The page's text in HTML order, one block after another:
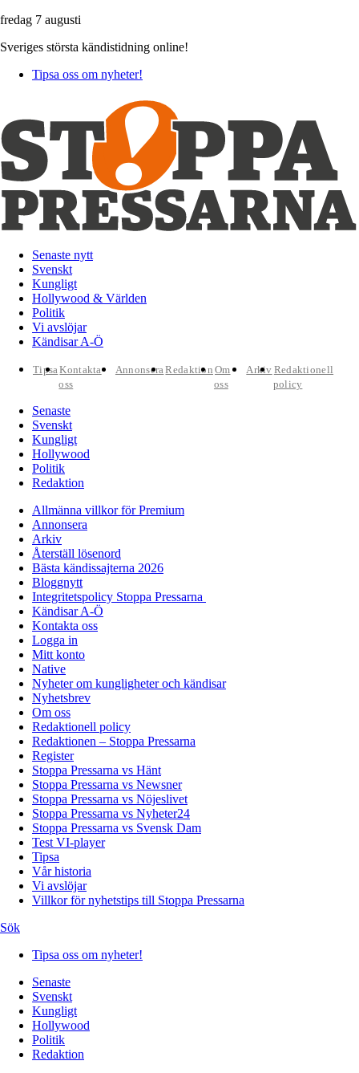
fredag 7 augusti
Sveriges största kändistidning online!
Tipsa oss om nyheter!
Senaste nytt
Svenskt
Kungligt
Hollywood & Världen
Politik
Vi avslöjar
Kändisar A-Ö
TipsaKontakta
oss
AnnonseraRedaktion Om
oss
Arkiv Redaktionell
policy
Senaste
Svenskt
Kungligt
Hollywood
Politik
Redaktion
Allmänna villkor för Premium
Annonsera
Arkiv
Återställ lösenord
Bästa kändissajterna 2026
Bloggnytt
Integritetspolicy Stoppa Pressarna
Kändisar A-Ö
Kontakta oss
Logga in
Mitt konto
Native
Nyheter om kungligheter och kändisar
Nyhetsbrev
Om oss
Redaktionell policy
Redaktionen – Stoppa Pressarna
Register
Stoppa Pressarna vs Hänt
Stoppa Pressarna vs Newsner
Stoppa Pressarna vs Nöjeslivet
Stoppa Pressarna vs Nyheter24
Stoppa Pressarna vs Svensk Dam
Test VI-player
Tipsa
Vår historia
Vi avslöjar
Villkor för nyhetstips till Stoppa Pressarna
Sök
Tipsa oss om nyheter!
Senaste
Svenskt
Kungligt
Hollywood
Politik
Redaktion